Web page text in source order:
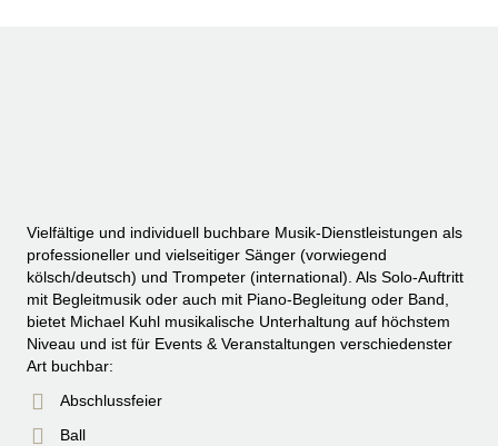
Vielfältige und individuell buchbare Musik-Dienstleistungen als
professioneller und vielseitiger Sänger (vorwiegend
kölsch/deutsch) und Trompeter (international). Als Solo-Auftritt
mit Begleitmusik oder auch mit Piano-Begleitung oder Band,
bietet Michael Kuhl musikalische Unterhaltung auf höchstem
Niveau und ist für Events & Veranstaltungen verschiedenster
Art buchbar:
Abschlussfeier
Ball